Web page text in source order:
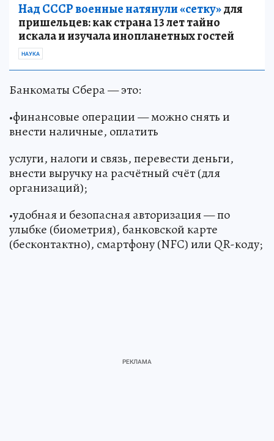
Над СССР военные натянули «сетку»для
пришельцев: как страна 13 лет тайно
искала и изучала инопланетных гостей
НАУКА
Банкоматы Сбера — это:
•финансовые операции — можно снять и
внести наличные, оплатить
услуги, налоги и связь, перевести деньги,
внести выручку на расчётный счёт (для
организаций);
•удобная и безопасная авторизация — по
улыбке (биометрия), банковской карте
(бесконтактно), смартфону (NFC) или QR-коду;